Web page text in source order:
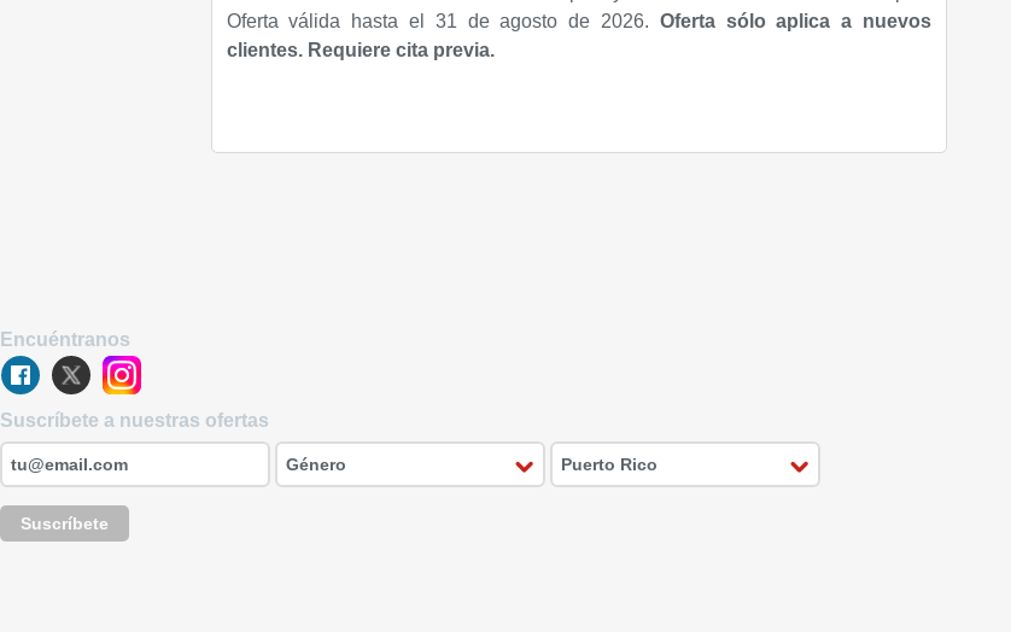
Oferta válida hasta el 31 de agosto de 2026. Oferta sólo aplica a nuevos
clientes. Requiere cita previa.
Encuéntranos
Suscríbete a nuestras ofertas
Suscríbete